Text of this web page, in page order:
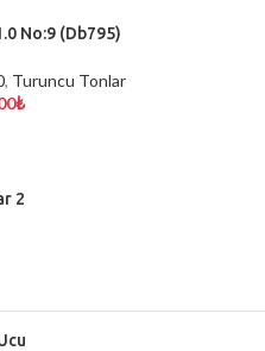
No:9 (Db795)
, Turuncu Tonlar
₺
2